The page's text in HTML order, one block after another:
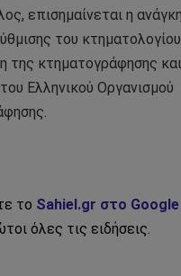
επισημαίνεται η
του
της κτηματογράφησης και
Ελληνικού Οργανισμού
το Sahiel.gr στο Google
όλες τις ειδήσεις.